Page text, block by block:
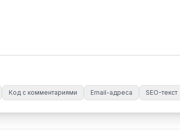
Код с комментариями Email-адреса SEO-текст